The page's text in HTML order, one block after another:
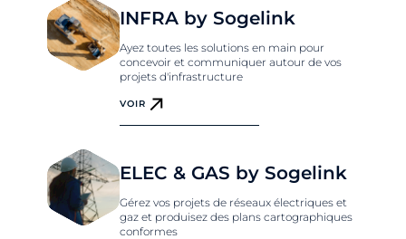
INFRA by Sogelink
Ayez toutes les solutions en main pour
concevoir et communiquer autour de vos
projets d'infrastructure
VOIR
ELEC & GAS by Sogelink
Gérez vos projets de réseaux électriques et
gaz et produisez des plans cartographiques
conformes